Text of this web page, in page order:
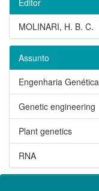
MOLINARI, H. B. C.
Assunto
Engenharia Genética
Genetic engineering
Plant genetics
RNA